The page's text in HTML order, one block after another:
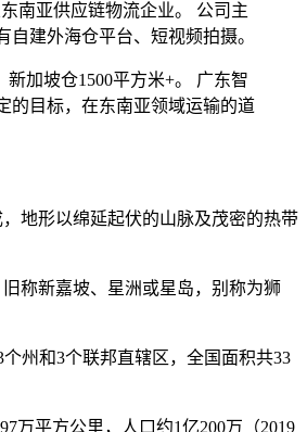
南亚供应链物流企业。 公司主
建外海仓平台、短视频拍摄。
加坡仓1500平方米+。 广东智
的目标，在东南亚领域运输的道
地形以绵延起伏的山脉及茂密的热带
称新嘉坡、星洲或星岛，别称为狮
州和3个联邦直辖区，全国面积共33
万平方公里，人口约1亿200万（2019